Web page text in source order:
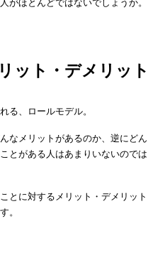
がほとんどではないでしょうか。
ット・デメリット
る、ロールモデル。
なメリットがあるのか、逆にどん
とがある人はあまりいないのでは
とに対するメリット・デメリット
。